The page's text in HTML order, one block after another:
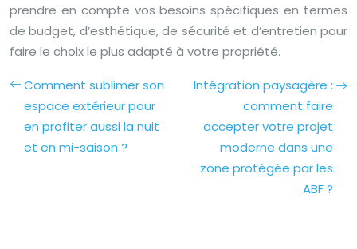
prendre en compte vos besoins spécifiques en termes
de budget, d’esthétique, de sécurité et d’entretien pour
faire le choix le plus adapté à votre propriété.
Comment sublimer son
espace extérieur pour
en profiter aussi la nuit
et en mi-saison ?
Intégration paysagère :
comment faire
accepter votre projet
moderne dans une
zone protégée par les
ABF ?